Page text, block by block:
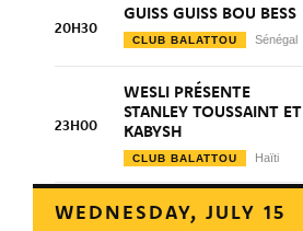
20H30
GUISS GUISS BOU BESS
CLUB BALATTOU Sénégal
23H00
WESLI PRÉSENTE
STANLEY TOUSSAINT ET
KABYSH
CLUB BALATTOU Haïti
WEDNESDAY, JULY 15